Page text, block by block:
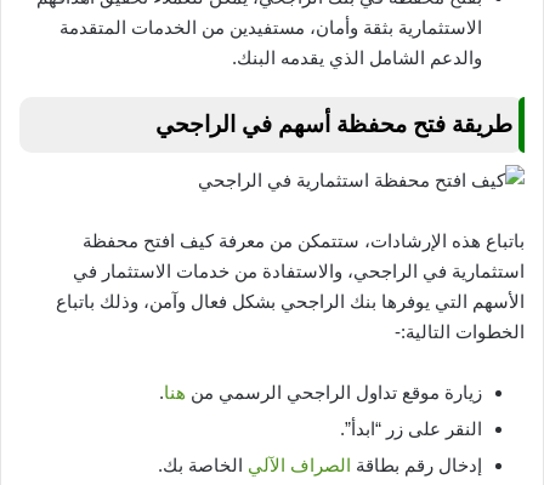
الاستثمارية بثقة وأمان، مستفيدين من الخدمات المتقدمة
والدعم الشامل الذي يقدمه البنك.
طريقة فتح محفظة أسهم في الراجحي
باتباع هذه الإرشادات، ستتمكن من معرفة كيف افتح محفظة
استثمارية في الراجحي، والاستفادة من خدمات الاستثمار في
الأسهم التي يوفرها بنك الراجحي بشكل فعال وآمن، وذلك باتباع
الخطوات التالية:-
زيارة موقع تداول الراجحي الرسمي من هنا.
النقر على زر “ابدأ”.
إدخال رقم بطاقة الصراف الآلي الخاصة بك.